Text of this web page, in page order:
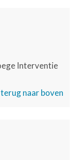
Interventie
terug naar boven